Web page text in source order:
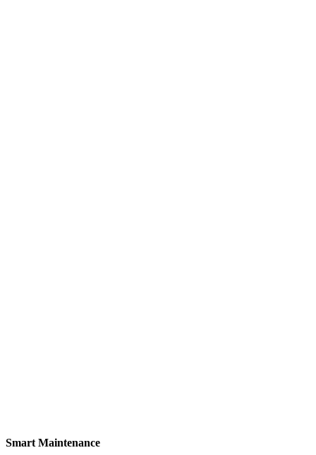
Smart Maintenance